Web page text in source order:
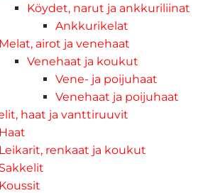
Köydet, narut ja ankkuriliinat
Ankkurikelat
Melat, airot ja venehaat
Venehaat ja koukut
Vene- ja poijuhaat
Venehaat ja poijuhaat
haat ja vanttiruuvit
Haat
Leikarit, renkaat ja koukut
Sakkelit
Koussit